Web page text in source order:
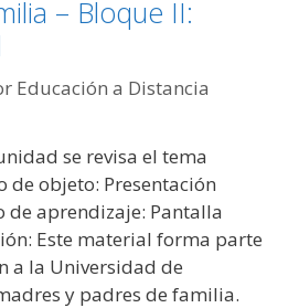
– Bloque II:
Educación a Distancia
se revisa el tema
objeto: Presentación
de aprendizaje: Pantalla
Este material forma parte
a la Universidad de
y padres de familia.